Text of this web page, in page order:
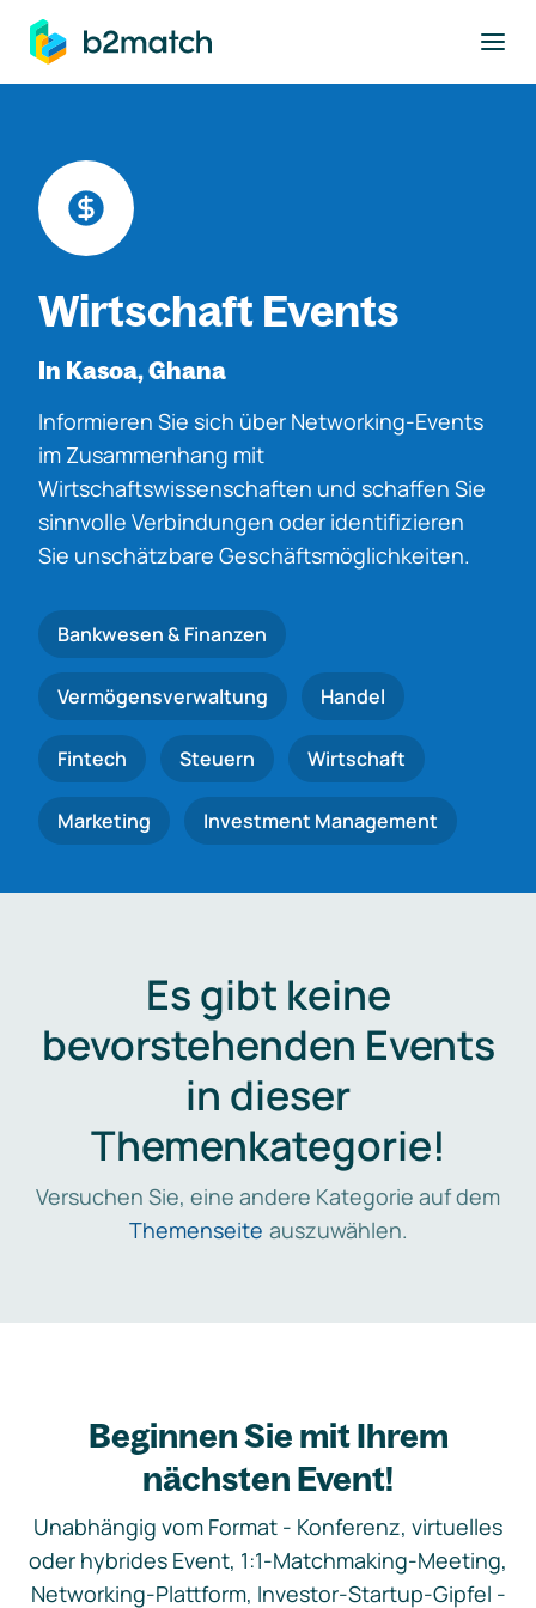
springen
Wirtschaft Events
In Kasoa, Ghana
Informieren Sie sich über Networking-Events
im Zusammenhang mit
Wirtschaftswissenschaften und schaffen Sie
sinnvolle Verbindungen oder identifizieren
Sie unschätzbare Geschäftsmöglichkeiten.
Bankwesen & Finanzen
Vermögensverwaltung Handel
Fintech Steuern Wirtschaft
Marketing Investment Management
Es gibt keine
bevorstehenden Events
in dieser
Themenkategorie!
Versuchen Sie, eine andere Kategorie auf dem
Themenseite auszuwählen.
Beginnen Sie mit Ihrem
nächsten Event!
Unabhängig vom Format - Konferenz, virtuelles
oder hybrides Event, 1:1-Matchmaking-Meeting,
Networking-Plattform, Investor-Startup-Gipfel -